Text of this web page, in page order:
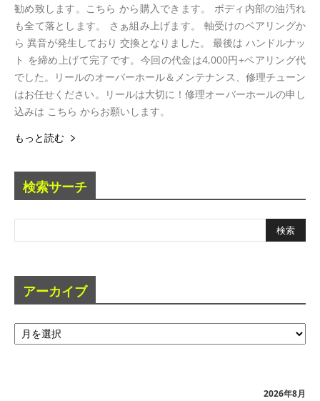
勧め致します。こちら から購入できます。 ボディ内部の油汚れ
も全て落とします。 さぁ組み上げます。 軸受けのベアリングか
ら 異音が発生しており 交換となりました。 最後は ハンドルナッ
ト を締め上げて完了です。今回の代金は4,000円+ベアリング代
でした。リールのオーバーホール＆メンテナンス、修理チューン
はお任せください。リールは大切に！修理オーバーホールの申し
込みは こちら からお願いします。
もっと読む
検索サーチ
アーカイブ
ア
ー
2026年8月